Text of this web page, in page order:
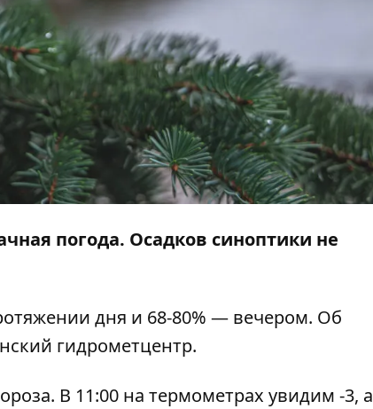
погода. Осадков синоптики не
дня и 68-80% — вечером. Об
гидрометцентр.
В 11:00 на термометрах увидим -3, а